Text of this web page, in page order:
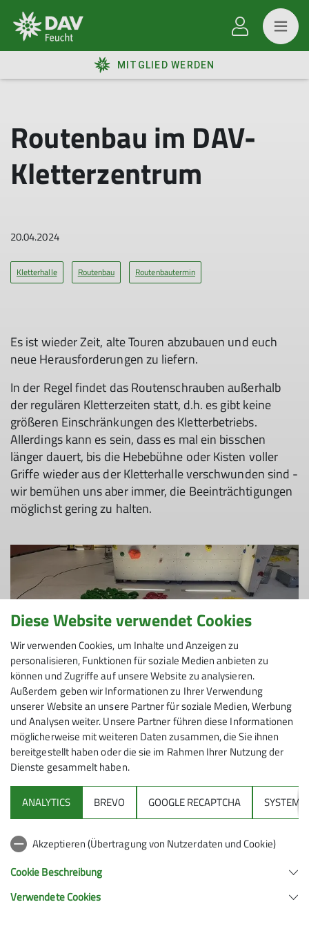
MITGLIED WERDEN
Routenbau im DAV-
Kletterzentrum
20.04.2024
Kletterhalle Routenbau Routenbautermin
Es ist wieder Zeit, alte Touren abzubauen und euch
neue Herausforderungen zu liefern.
In der Regel findet das Routenschrauben außerhalb
der regulären Kletterzeiten statt, d.h. es gibt keine
größeren Einschränkungen des Kletterbetriebs.
Allerdings kann es sein, dass es mal ein bisschen
länger dauert, bis die Hebebühne oder Kisten voller
Griffe wieder aus der Kletterhalle verschwunden sind -
wir bemühen uns aber immer, die Beeinträchtigungen
möglichst gering zu halten.
© Christof Bothor | DAV-Sektion Feucht
Sektion
Gruppen
Diese Website verwendet Cookies
Wir verwenden Cookies, um Inhalte und Anzeigen zu
personalisieren, Funktionen für soziale Medien anbieten zu
können und Zugriffe auf unsere Website zu analysieren.
Außerdem geben wir Informationen zu Ihrer Verwendung
unserer Website an unsere Partner für soziale Medien, Werbung
und Analysen weiter. Unsere Partner führen diese Informationen
möglicherweise mit weiteren Daten zusammen, die Sie ihnen
bereitgestellt haben oder die sie im Rahmen Ihrer Nutzung der
Dienste gesammelt haben.
ANALYTICS BREVO GOOGLE RECAPTCHA SYSTEM
Akzeptieren (Übertragung von Nutzerdaten und Cookie)
Cookie Beschreibung
Verwendete Cookies